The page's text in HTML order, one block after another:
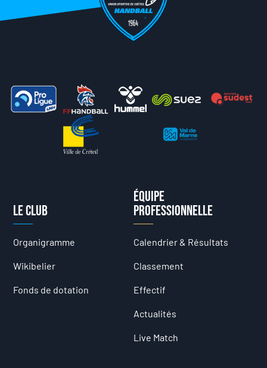
Le club
Organigramme
Wikibelier
Fonds de dotation
Équipe
professionnelle
Calendrier & Résultats
Classement
Effectif
Actualités
Live Match